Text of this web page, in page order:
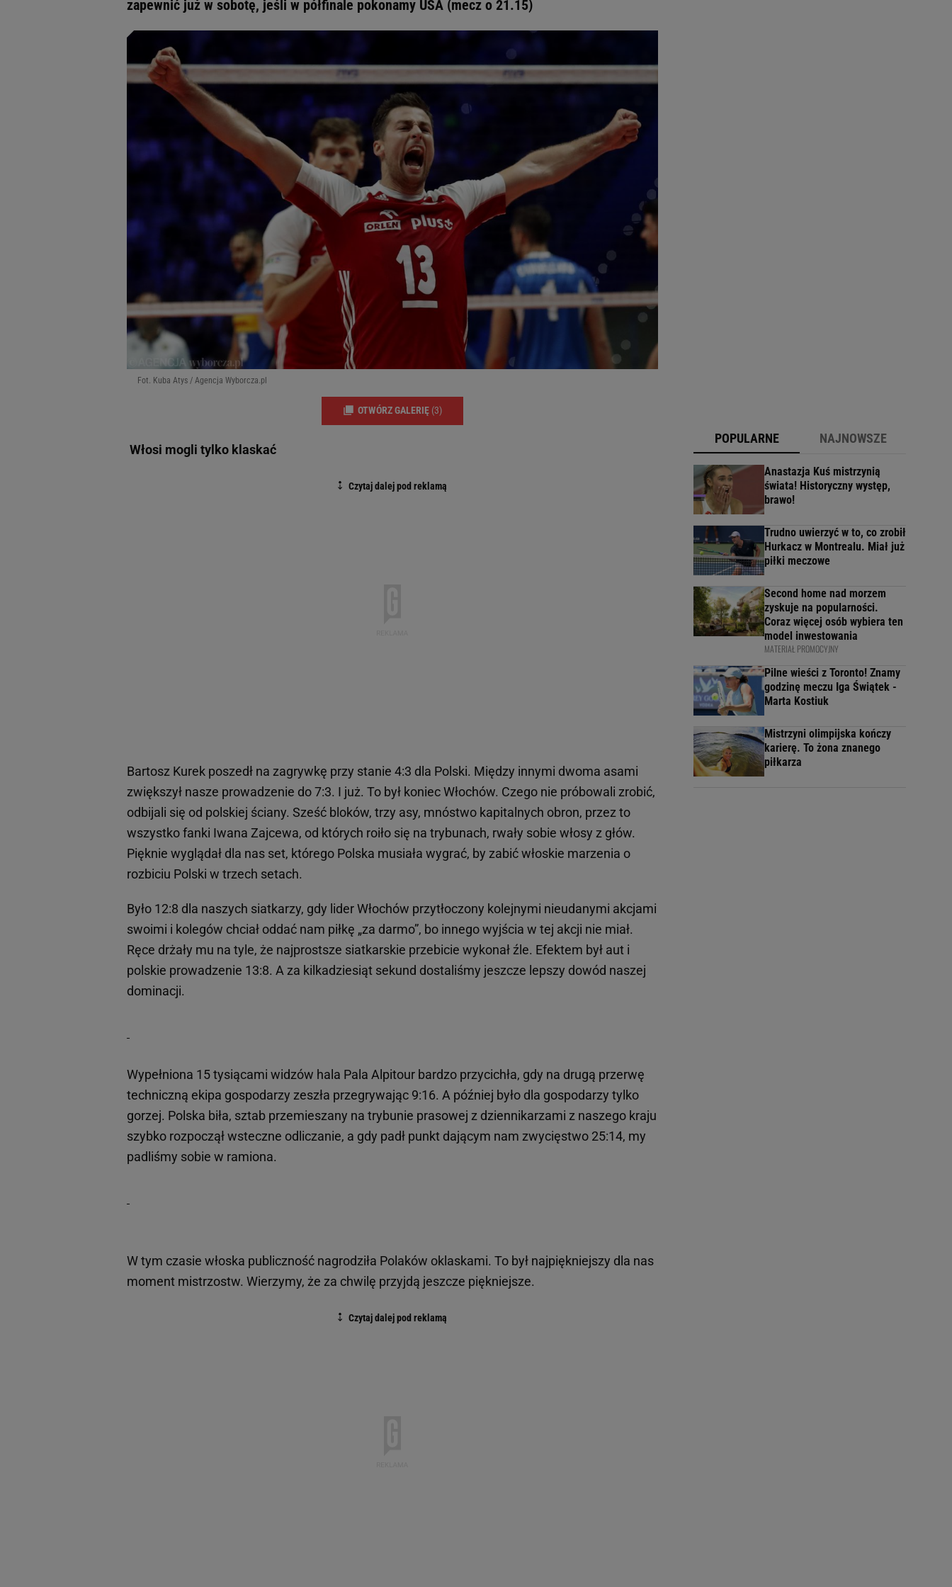
zapewnić już w sobotę, jeśli w półfinale pokonamy USA (mecz o 21.15)
Fot. Kuba Atys / Agencja Wyborcza.pl
OTWÓRZ GALERIĘ (3)
Włosi mogli tylko klaskać
Bartosz Kurek poszedł na zagrywkę przy stanie 4:3 dla Polski. Między innymi dwoma asami
zwiększył nasze prowadzenie do 7:3. I już. To był koniec Włochów. Czego nie próbowali zrobić,
odbijali się od polskiej ściany. Sześć bloków, trzy asy, mnóstwo kapitalnych obron, przez to
wszystko fanki Iwana Zajcewa, od których roiło się na trybunach, rwały sobie włosy z głów.
Pięknie wyglądał dla nas set, którego Polska musiała wygrać, by zabić włoskie marzenia o
rozbiciu Polski w trzech setach.
Było 12:8 dla naszych siatkarzy, gdy lider Włochów przytłoczony kolejnymi nieudanymi akcjami
swoimi i kolegów chciał oddać nam piłkę „za darmo”, bo innego wyjścia w tej akcji nie miał.
Ręce drżały mu na tyle, że najprostsze siatkarskie przebicie wykonał źle. Efektem był aut i
polskie prowadzenie 13:8. A za kilkadziesiąt sekund dostaliśmy jeszcze lepszy dowód naszej
dominacji.
Wypełniona 15 tysiącami widzów hala Pala Alpitour bardzo przycichła, gdy na drugą przerwę
techniczną ekipa gospodarzy zeszła przegrywając 9:16. A później było dla gospodarzy tylko
gorzej. Polska biła, sztab przemieszany na trybunie prasowej z dziennikarzami z naszego kraju
szybko rozpoczął wsteczne odliczanie, a gdy padł punkt dającym nam zwycięstwo 25:14, my
padliśmy sobie w ramiona.
W tym czasie włoska publiczność nagrodziła Polaków oklaskami. To był najpiękniejszy dla nas
moment mistrzostw. Wierzymy, że za chwilę przyjdą jeszcze piękniejsze.
POPULARNE NAJNOWSZE
Anastazja Kuś mistrzynią
świata! Historyczny występ,
brawo!
Trudno uwierzyć w to, co zrobił
Hurkacz w Montrealu. Miał już
piłki meczowe
Second home nad morzem
zyskuje na popularności.
Coraz więcej osób wybiera ten
model inwestowania
MATERIAŁ PROMOCYJNY
Pilne wieści z Toronto! Znamy
godzinę meczu Iga Świątek -
Marta Kostiuk
Mistrzyni olimpijska kończy
karierę. To żona znanego
piłkarza